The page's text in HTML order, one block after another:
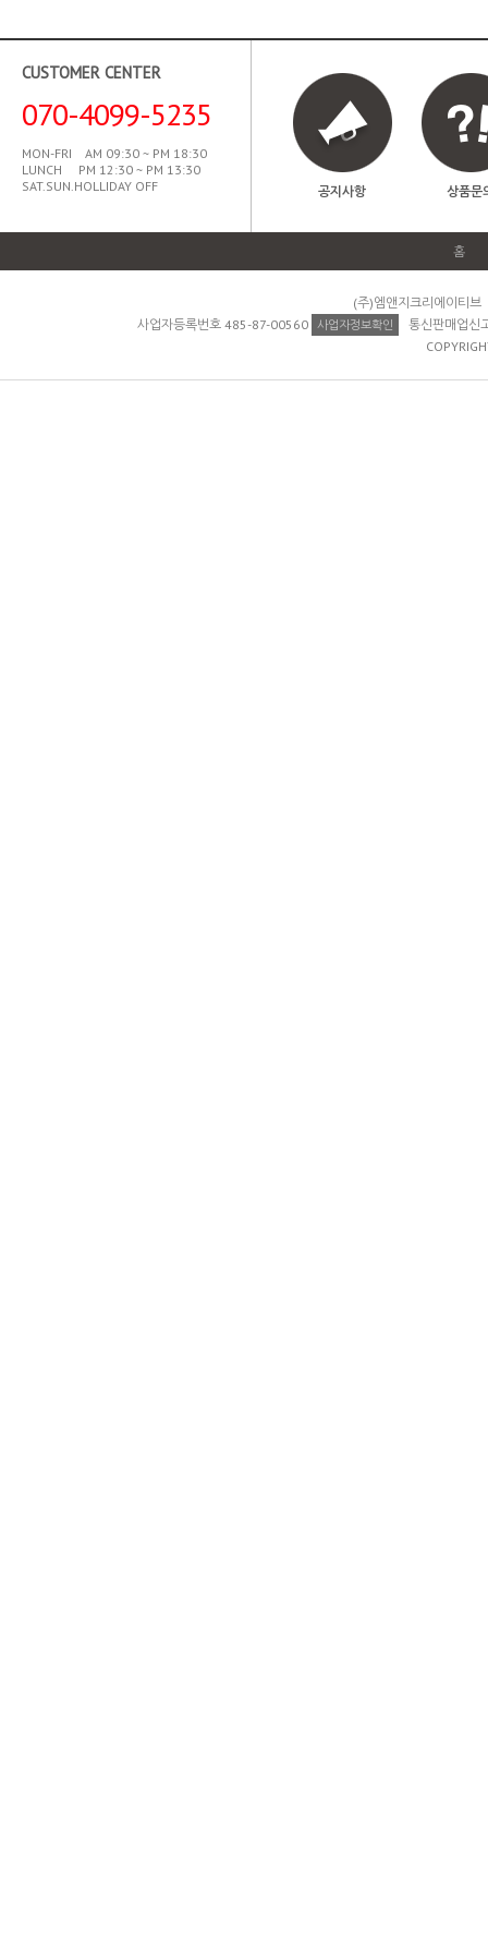
CUSTOMER CENTER
070-4099-5235
MON-FRI AM 09:30 ~ PM 18:30
LUNCH PM 12:30 ~ PM 13:30
SAT.SUN.HOLLIDAY OFF
공지사항 상품문
홈
(주)엠앤지크리에이티
사업자등록번호 485-87-00560 사업자정보확인
통신판매업